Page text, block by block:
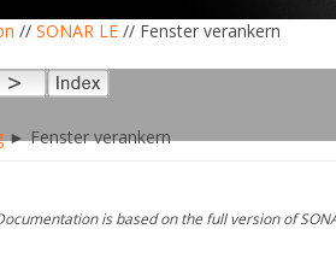
// SONAR LE // Fenster verankern
► Fenster verankern
is based on the full version of